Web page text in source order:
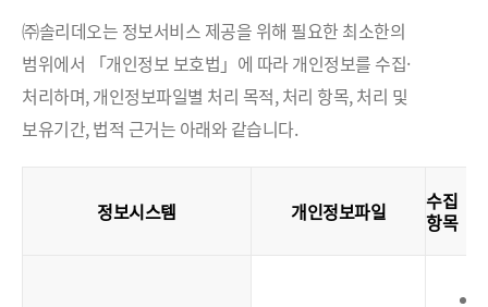
㈜솔리데오는 정보서비스 제공을 위해 필요한 최소한의
범위에서 「개인정보 보호법」에 따라 개인정보를 수집·
처리하며, 개인정보파일별 처리 목적, 처리 항목, 처리 및
보유기간, 법적 근거는 아래와 같습니다.
정보시스템 개인정보파일
수집
항목